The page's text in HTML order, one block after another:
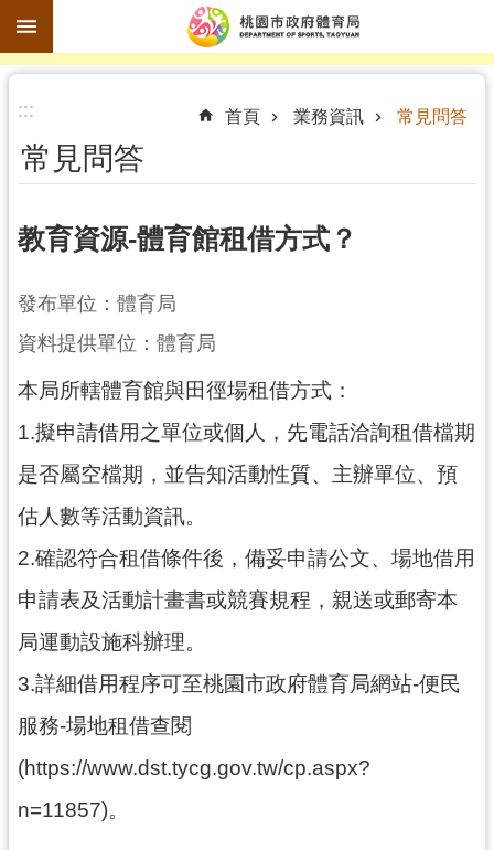
跳到主要內容區塊
進
搜
尋
息
公
識
體
育
局
機
關
通
訊
場
館
介
::: 首頁 業務資訊 常見問答
常見問答
教育資源-體育館租借方式？
發布單位：體育局
資料提供單位：體育局
本局所轄體育館與田徑場租借方式：
1.擬申請借用之單位或個人，先電話洽詢租借檔期
是否屬空檔期，並告知活動性質、主辦單位、預
估人數等活動資訊。
2.確認符合租借條件後，備妥申請公文、場地借用
申請表及活動計畫書或競賽規程，親送或郵寄本
局運動設施科辦理。
3.詳細借用程序可至桃園市政府體育局網站-便民
服務-場地租借查閱
(https://www.dst.tycg.gov.tw/cp.aspx?
n=11857)。